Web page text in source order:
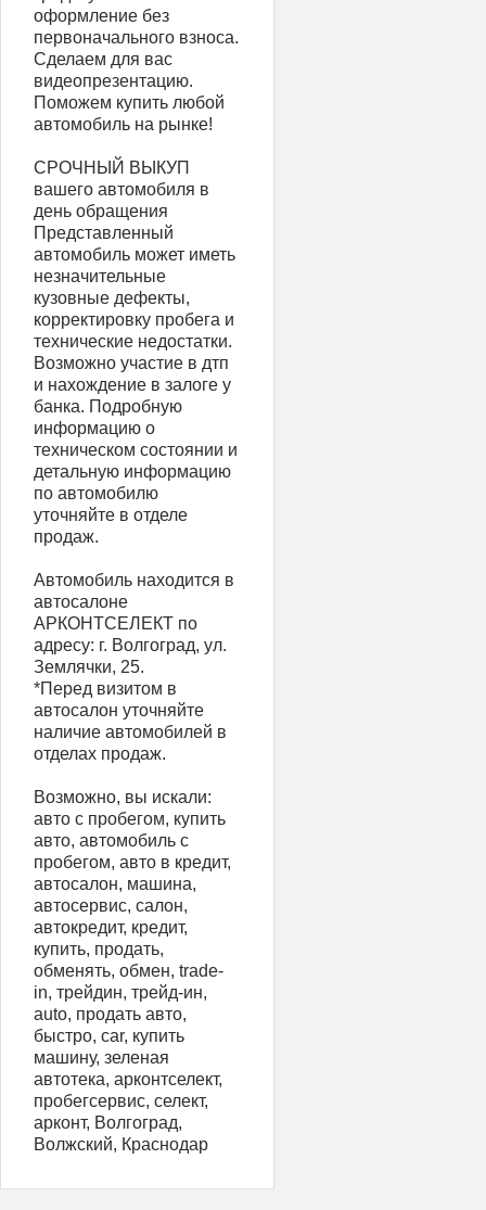
оформление без
первоначального взноса.
Сделаем для вас
видеопрезентацию.
Поможем купить любой
автомобиль на рынке!
СРОЧНЫЙ ВЫКУП
вашего автомобиля в
день обращения
Представленный
автомобиль может иметь
незначительные
кузовные дефекты,
корректировку пробега и
технические недостатки.
Возможно участие в дтп
и нахождение в залоге у
банка. Подробную
информацию о
техническом состоянии и
детальную информацию
по автомобилю
уточняйте в отделе
продаж.
Автомобиль находится в
автосалоне
АРКОНТСЕЛЕКТ по
адресу: г. Волгоград, ул.
Землячки, 25.
*Перед визитом в
автосалон уточняйте
наличие автомобилей в
отделах продаж.
Возможно, вы искали:
авто с пробегом, купить
авто, автомобиль с
пробегом, авто в кредит,
автосалон, машина,
автосервис, салон,
автокредит, кредит,
купить, продать,
обменять, обмен, trаdе-
in, трейдин, трейд-ин,
аutо, продать авто,
быстро, саr, купить
машину, зеленая
автотека, арконтселект,
пробегсервис, селект,
арконт, Волгоград,
Волжский, Краснодар